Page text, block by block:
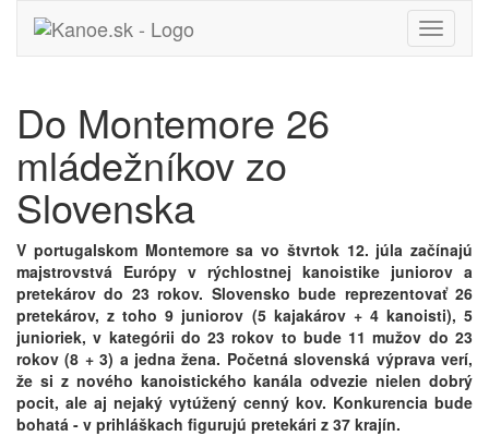
Toggle
Do Montemore 26
mládežníkov zo
Slovenska
V portugalskom Montemore sa vo štvrtok 12. júla začínajú
majstrovstvá Európy v rýchlostnej kanoistike juniorov a
pretekárov do 23 rokov. Slovensko bude reprezentovať 26
pretekárov, z toho 9 juniorov (5 kajakárov + 4 kanoisti), 5
junioriek, v kategórii do 23 rokov to bude 11 mužov do 23
rokov (8 + 3) a jedna žena. Početná slovenská výprava verí,
že si z nového kanoistického kanála odvezie nielen dobrý
pocit, ale aj nejaký vytúžený cenný kov. Konkurencia bude
bohatá - v prihláškach figurujú pretekári z 37 krajín.